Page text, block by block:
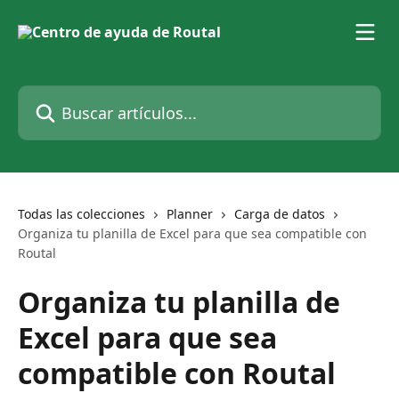
Buscar artículos...
Todas las colecciones Planner
Carga de datos
Organiza tu planilla de Excel para que sea compatible con
Routal
Organiza tu planilla de
Excel para que sea
compatible con Routal